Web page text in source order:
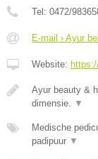
Tel: 0472/
E-mail › Ayur
Website:
Ayur beauty &
dimensie. ▼
Medische
padipuur ▼